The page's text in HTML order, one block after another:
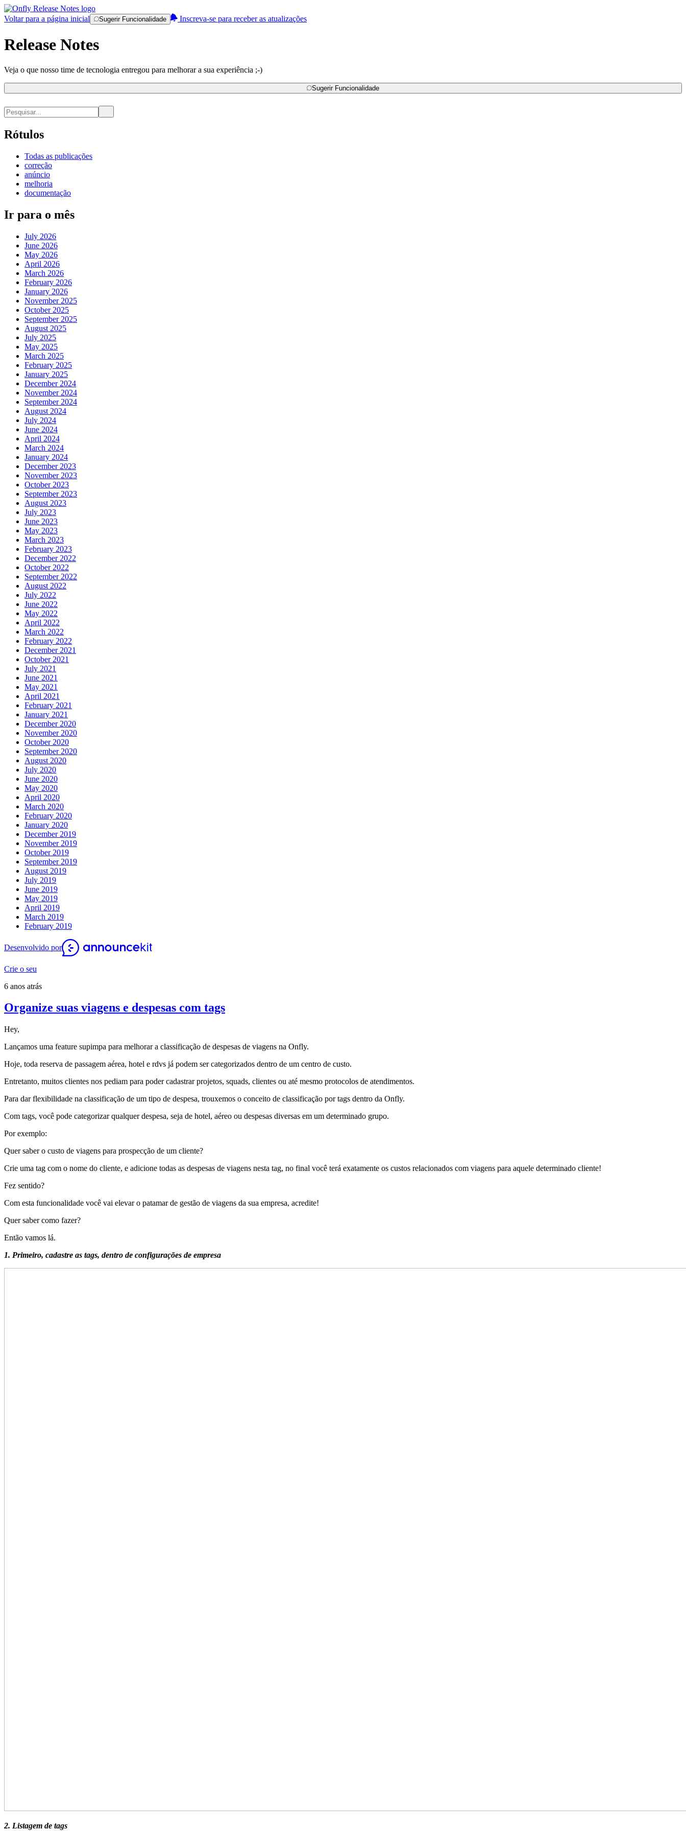
Voltar para a página inicial Sugerir Funcionalidade Inscreva-se para receber as atualizações
Release Notes
Veja o que nosso time de tecnologia entregou para melhorar a sua experiência ;-)
Sugerir Funcionalidade
Rótulos
Todas as publicações
correção
anúncio
melhoria
documentação
Ir para o mês
July 2026
June 2026
May 2026
April 2026
March 2026
February 2026
January 2026
November 2025
October 2025
September 2025
August 2025
July 2025
May 2025
March 2025
February 2025
January 2025
December 2024
November 2024
September 2024
August 2024
July 2024
June 2024
April 2024
March 2024
January 2024
December 2023
November 2023
October 2023
September 2023
August 2023
July 2023
June 2023
May 2023
March 2023
February 2023
December 2022
October 2022
September 2022
August 2022
July 2022
June 2022
May 2022
April 2022
March 2022
February 2022
December 2021
October 2021
July 2021
June 2021
May 2021
April 2021
February 2021
January 2021
December 2020
November 2020
October 2020
September 2020
August 2020
July 2020
June 2020
May 2020
April 2020
March 2020
February 2020
January 2020
December 2019
November 2019
October 2019
September 2019
August 2019
July 2019
June 2019
May 2019
April 2019
March 2019
February 2019
Desenvolvido por
Crie o seu
6 anos atrás
Organize suas viagens e despesas com tags
Hey,
Lançamos uma feature supimpa para melhorar a classificação de despesas de viagens na Onfly.
Hoje, toda reserva de passagem aérea, hotel e rdvs já podem ser categorizados dentro de um centro de custo.
Entretanto, muitos clientes nos pediam para poder cadastrar projetos, squads, clientes ou até mesmo protocolos de atendimentos.
Para dar flexibilidade na classificação de um tipo de despesa, trouxemos o conceito de classificação por tags dentro da Onfly.
Com tags, você pode categorizar qualquer despesa, seja de hotel, aéreo ou despesas diversas em um determinado grupo.
Por exemplo:
Quer saber o custo de viagens para prospecção de um cliente?
Crie uma tag com o nome do cliente, e adicione todas as despesas de viagens nesta tag, no final você terá exatamente os custos relacionados com viagens para aquele determinado cliente!
Fez sentido?
Com esta funcionalidade você vai elevar o patamar de gestão de viagens da sua empresa, acredite!
Quer saber como fazer?
Então vamos lá.
1. Primeiro, cadastre as tags, dentro de configurações de empresa
2. Listagem de tags